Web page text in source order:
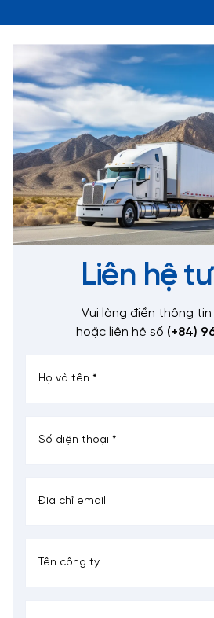
Liên hệ
Vui lòng điền thông
hoặc liên hệ số (+84)